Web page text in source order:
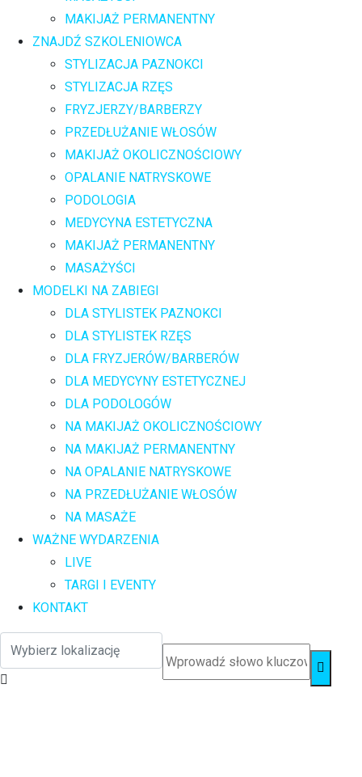
MAKIJAŻ PERMANENTNY
ZNAJDŹ SZKOLENIOWCA
STYLIZACJA PAZNOKCI
STYLIZACJA RZĘS
FRYZJERZY/BARBERZY
PRZEDŁUŻANIE WŁOSÓW
MAKIJAŻ OKOLICZNOŚCIOWY
OPALANIE NATRYSKOWE
PODOLOGIA
MEDYCYNA ESTETYCZNA
MAKIJAŻ PERMANENTNY
MASAŻYŚCI
MODELKI NA ZABIEGI
DLA STYLISTEK PAZNOKCI
DLA STYLISTEK RZĘS
DLA FRYZJERÓW/BARBERÓW
DLA MEDYCYNY ESTETYCZNEJ
DLA PODOLOGÓW
NA MAKIJAŻ OKOLICZNOŚCIOWY
NA MAKIJAŻ PERMANENTNY
NA OPALANIE NATRYSKOWE
NA PRZEDŁUŻANIE WŁOSÓW
NA MASAŻE
WAŻNE WYDARZENIA
LIVE
TARGI I EVENTY
KONTAKT